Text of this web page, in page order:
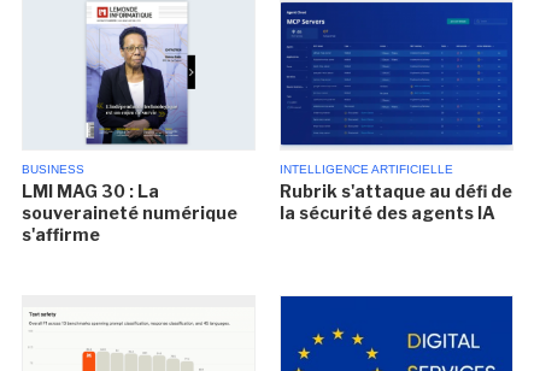
BUSINESS
LMI MAG 30 : La
souveraineté numérique
s'affirme
INTELLIGENCE ARTIFICIELLE
Rubrik s'attaque au défi de
la sécurité des agents IA